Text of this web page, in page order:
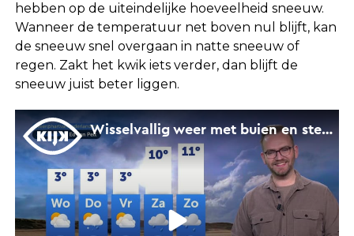
hebben op de uiteindelijke hoeveelheid sneeuw.
Wanneer de temperatuur net boven nul blijft, kan
de sneeuw snel overgaan in natte sneeuw of
regen. Zakt het kwik iets verder, dan blijft de
sneeuw juist beter liggen.